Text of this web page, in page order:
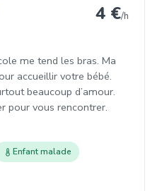
4 €/h
me tend les bras. Ma
accueillir votre bébé.
beaucoup d’amour.
pour vous rencontrer.
Enfant malade